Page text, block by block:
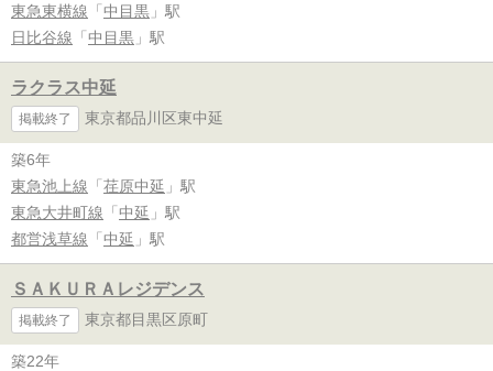
東急東横線 「 中目黒 」駅
日比谷線 「 中目黒 」駅
ラクラス中延
掲載終了 東京都品川区東中延
築6年
東急池上線 「 荏原中延 」駅
東急大井町線 「 中延 」駅
都営浅草線 「 中延 」駅
ＳＡＫＵＲＡレジデンス
掲載終了 東京都目黒区原町
築22年